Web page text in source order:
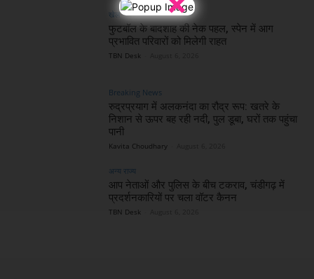
खेल
फुटबॉल के बादशाह की नेक पहल, स्पेन में आग
प्रभावित परिवारों को मिलेगी राहत
TBN Desk
Breaking News
रुद्रप्रयाग में अलकनंदा का रौद्र रूप: खतरे के
निशान से ऊपर बह रही नदी, पुल डूबा, घरों तक पहुंचा
पानी
Kavita Choudhary
अन्य राज्य
आप नेताओं और पुलिस के बीच टकराव, चंडीगढ़ में
प्रदर्शनकारियों पर चला वॉटर कैनन
TBN Desk